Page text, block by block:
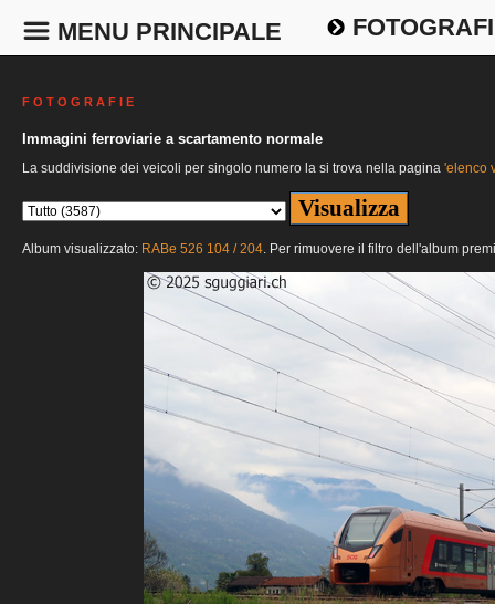
MENU PRINCIPALE
F O T O G R A F I E
Immagini ferroviarie a scartamento normale
La suddivisione dei veicoli per singolo numero la si trova nella pagina 'elenco
Album visualizzato: RABe 526 104 / 204. Per rimuovere il filtro dell'album